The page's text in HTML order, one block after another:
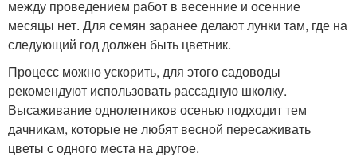
между проведением работ в весенние и осенние
месяцы нет. Для семян заранее делают лунки там, где на
следующий год должен быть цветник.
Процесс можно ускорить, для этого садоводы
рекомендуют использовать рассадную школку.
Высаживание однолетников осенью подходит тем
дачникам, которые не любят весной пересаживать
цветы с одного места на другое.